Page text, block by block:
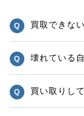
買取できな
壊れている
買い取りし